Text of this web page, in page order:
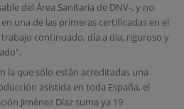
del Área Sanitaria de DNV-, y no
una de las primeras certificadas en el
continuado, día a día, riguroso y
la que sólo están acreditadas una
asistida en toda España, el
Jiménez Díaz suma ya 19